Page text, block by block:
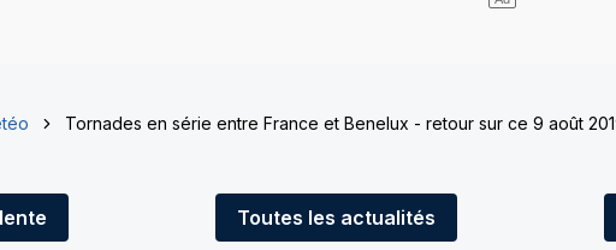
Tornades en série entre France et Benelux - retour sur ce 9 août
Toutes les actualités